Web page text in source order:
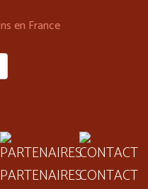
PARTENAIRESCONTACT